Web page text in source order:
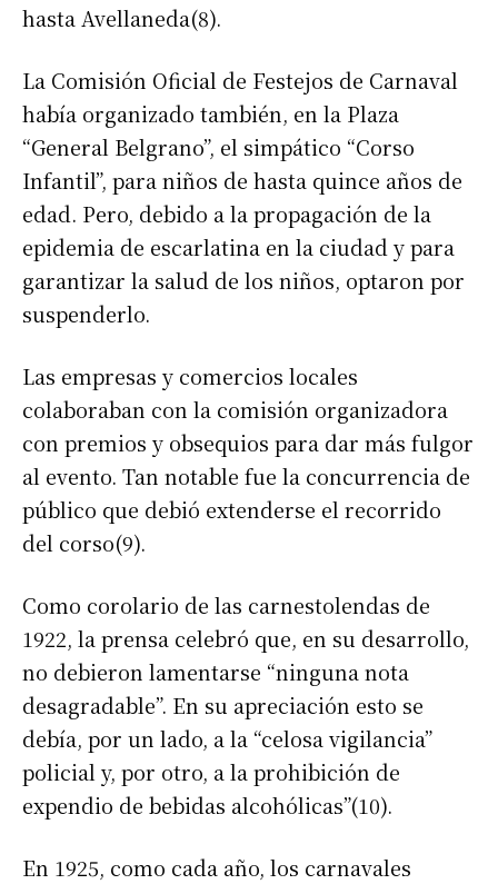
hasta Avellaneda(8).
La Comisión Oficial de Festejos de Carnaval
había organizado también, en la Plaza
“General Belgrano”, el simpático “Corso
Infantil”, para niños de hasta quince años de
edad. Pero, debido a la propagación de la
epidemia de escarlatina en la ciudad y para
garantizar la salud de los niños, optaron por
suspenderlo.
Las empresas y comercios locales
colaboraban con la comisión organizadora
con premios y obsequios para dar más fulgor
al evento. Tan notable fue la concurrencia de
público que debió extenderse el recorrido
del corso(9).
Como corolario de las carnestolendas de
1922, la prensa celebró que, en su desarrollo,
no debieron lamentarse “ninguna nota
desagradable”. En su apreciación esto se
debía, por un lado, a la “celosa vigilancia”
policial y, por otro, a la prohibición de
expendio de bebidas alcohólicas”(10).
En 1925, como cada año, los carnavales